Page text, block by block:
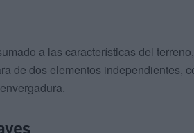
a las características del
de dos elementos independientes,